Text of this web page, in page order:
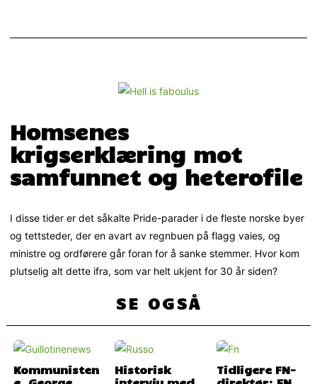
Homsenes
krigserklæring mot
samfunnet og heterofile
I disse tider er det såkalte Pride-parader i de fleste norske byer
og tettsteder, der en avart av regnbuen på flagg vaies, og
ministre og ordførere går foran for å sanke stemmer. Hvor kom
plutselig alt dette ifra, som var helt ukjent for 30 år siden?
SE OGSÅ
Kommunisten
Historisk
Tidligere FN-